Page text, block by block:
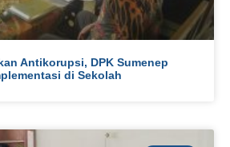
Antikorupsi, DPK Sumenep
di Sekolah